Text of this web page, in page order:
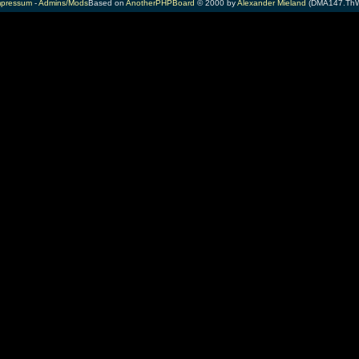
-Admins/ModsBased on AnotherPHPBoard © 2000 byAlexander Mieland